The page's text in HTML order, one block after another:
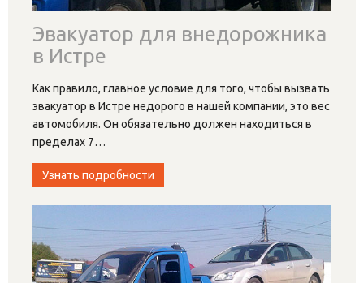
Эвакуатор для внедорожника
в Истре
Как правило, главное условие для того, чтобы вызвать
эвакуатор в Истре недорого в нашей компании, это вес
автомобиля. Он обязательно должен находиться в
пределах 7…
Узнать подробности